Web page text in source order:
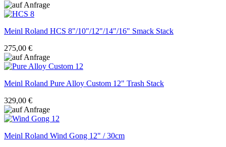
Meinl Roland HCS 8"/10"/12"/14"/16" Smack Stack
275,00 €
Meinl Roland Pure Alloy Custom 12" Trash Stack
329,00 €
Meinl Roland Wind Gong 12" / 30cm